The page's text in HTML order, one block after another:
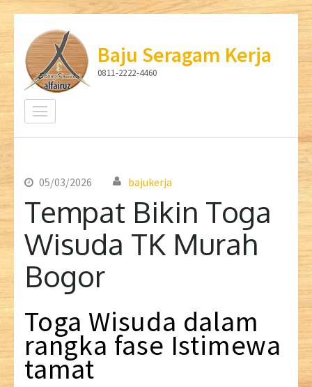
konten
(Tekan
Enter)
Baju Seragam Kerja
0811-2222-4460
05/03/2026 bajukerja
Tempat Bikin Toga
Wisuda TK Murah
Bogor
Toga Wisuda dalam
rangka fase Istimewa
tamat